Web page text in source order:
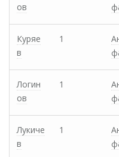
ов
Куряе
в
1
Логин
ов
1
Лукиче
в
1